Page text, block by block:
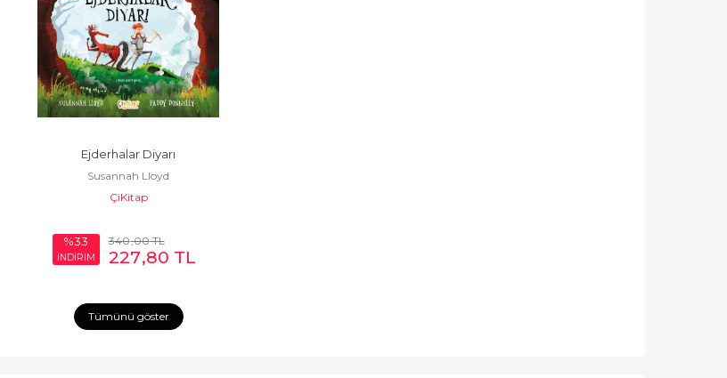
Ejderhalar Diyarı
Susannah Lloyd
ÇiKitap
%33
İNDİRİM
340,00TL
227,80 TL
Tümünü göster